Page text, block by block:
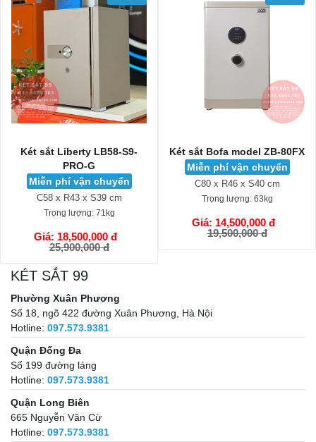
Két sắt Liberty LB58-S9-
PRO-G
Miễn phí vận chuyển
C58 x R43 x S39 cm
Trọng lượng:71kg
Giá: 18,500,000 đ
25,900,000 đ
GIỎ HÀNG
Két sắt Bofa model ZB-80FX
Miễn phí vận chuyển
C80 x R46 x S40 cm
Trọng lượng:63kg
Giá: 14,500,000 đ
19,500,000 đ
GIỎ HÀNG
KÉT SẮT 99
Phường Xuân Phương
Số 18, ngõ 422 đường Xuân Phương, Hà Nội
Hotline: 097.573.9381
Quận Đống Đa
Số 199 đường láng
Hotline: 097.573.9381
Quận Long Biên
665 Nguyễn Văn Cừ
Hotline: 097.573.9381